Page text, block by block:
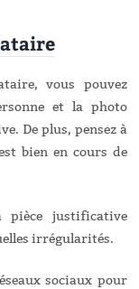
vous pouvez
et la photo
De plus, pensez à
bien en cours de
pièce justificative
irrégularités.
sociaux pour